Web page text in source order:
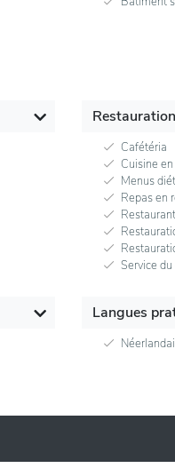
Restauration
Cafétéria
Cuisine
Menus
Repas en
Restaurant
Service
Langues